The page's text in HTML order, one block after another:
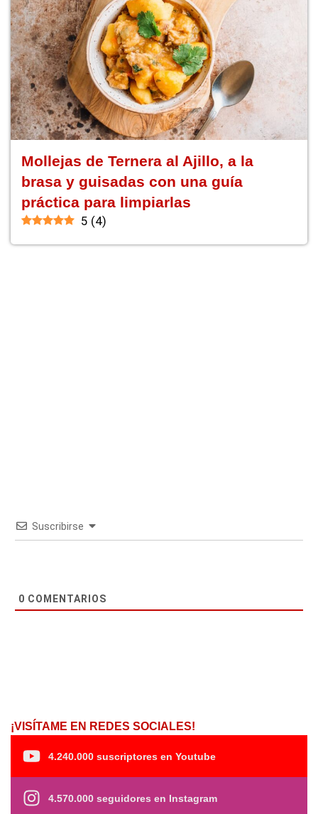
Mollejas de Ternera al Ajillo, a la
brasa y guisadas con una guía
práctica para limpiarlas
5 (4)
Suscribirse
0 COMENTARIOS
¡VISÍTAME EN REDES SOCIALES!
4.240.000 suscriptores en Youtube
4.570.000 seguidores en Instagram